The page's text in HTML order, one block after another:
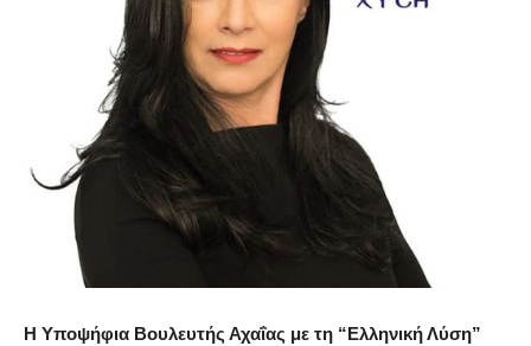
Η Υποψήφια Βουλευτής Αχαΐας με τη “Ελληνική Λύση”